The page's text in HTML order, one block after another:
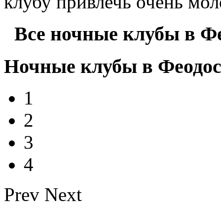
Все ночные клубы в
Ночные клубы в
1
2
3
4
Prev Next